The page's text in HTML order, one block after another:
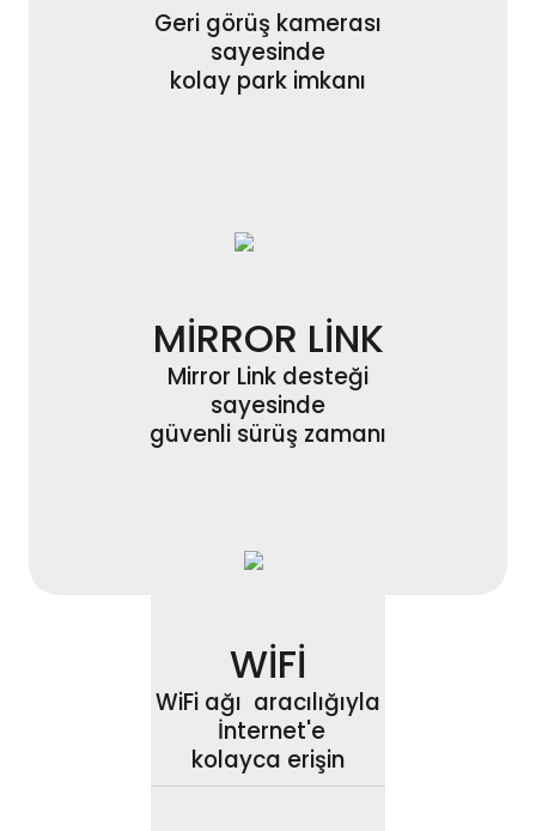
Geri görüş kamerası
sayesinde
kolay park imkanı
MİRROR LİNK
Mirror Link desteği
sayesinde
güvenli sürüş zamanı
WİFİ
WiFi ağı aracılığıyla
İnternet'e
kolayca erişin